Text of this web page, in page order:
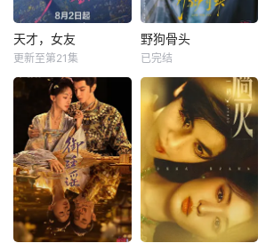
天才，女友
更新至第21集
野狗骨头
已完结